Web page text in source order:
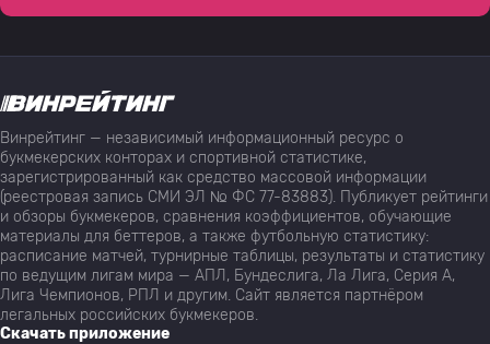
Винрейтинг — независимый информационный ресурс о
букмекерских конторах и спортивной статистике,
зарегистрированный как средство массовой информации
(реестровая запись СМИ ЭЛ № ФС 77-83883). Публикует рейтинги
и обзоры букмекеров, сравнения коэффициентов, обучающие
материалы для беттеров, а также футбольную статистику:
расписание матчей, турнирные таблицы, результаты и статистику
по ведущим лигам мира — АПЛ, Бундеслига, Ла Лига, Серия А,
Лига Чемпионов, РПЛ и другим. Сайт является партнёром
легальных российских букмекеров.
Скачать приложение